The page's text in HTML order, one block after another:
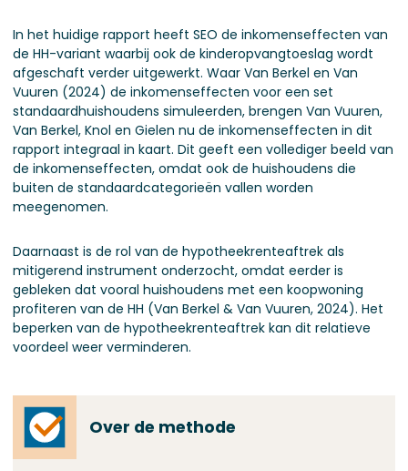
In het huidige rapport heeft SEO de inkomenseffecten van
de HH-variant waarbij ook de kinderopvangtoeslag wordt
afgeschaft verder uitgewerkt. Waar Van Berkel en Van
Vuuren (2024) de inkomenseffecten voor een set
standaardhuishoudens simuleerden, brengen Van Vuuren,
Van Berkel, Knol en Gielen nu de inkomenseffecten in dit
rapport integraal in kaart. Dit geeft een vollediger beeld van
de inkomenseffecten, omdat ook de huishoudens die
buiten de standaardcategorieën vallen worden
meegenomen.
Daarnaast is de rol van de hypotheekrenteaftrek als
mitigerend instrument onderzocht, omdat eerder is
gebleken dat vooral huishoudens met een koopwoning
profiteren van de HH (Van Berkel & Van Vuuren, 2024). Het
beperken van de hypotheekrenteaftrek kan dit relatieve
voordeel weer verminderen.
Over de methode